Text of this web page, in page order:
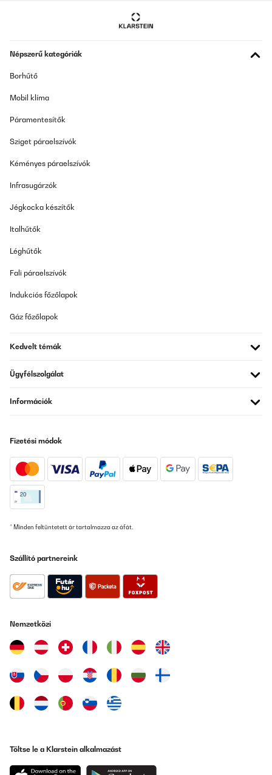
Népszerű kategóriák
Borhűtő
Mobil klíma
Páramentesítők
Sziget páraelszívók
Kéményes páraelszívók
Infrasugárzók
Jégkocka készítők
Italhűtők
Léghűtők
Fali páraelszívók
Indukciós főzőlapok
Gáz főzőlapok
Kedvelt témák
Ügyfélszolgálat
Információk
Fizetési módok
* Minden feltüntetett ár tartalmazza az áfát.
Szállító partnereink
Nemzetközi
Töltse le a Klarstein alkalmazást